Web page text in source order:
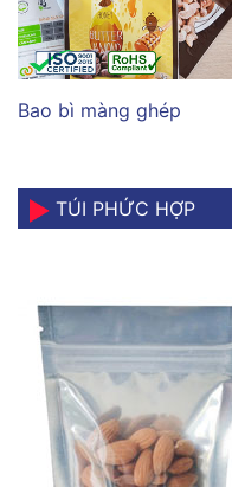
Bao bì màng ghép
TÚI PHỨC HỢP